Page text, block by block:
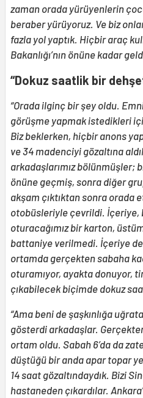
zaman orada yürüyenlerin
beraber yürüyoruz. Ve biz
fazla yol yaptık. Hiçbir araç
Bakanlığı’nın önüne kadar
“Dokuz saatlik bir
“Orada ilginç bir şey oldu.
görüşme yapmak istedikleri
Biz beklerken, hiçbir anons
ve 34 madenciyi gözaltına
arkadaşlarımız bölünmüşler;
önüne geçmiş, sonra diğer
akşam çıktıktan sonra orada
otobüsleriyle çevrildi. İçeriye,
oturacağımız bir karton,
battaniye verilmedi. İçeriye de
ortamda gerçekten sabaha
oturamıyor, ayakta donuyor,
çıkabilecek biçimde dokuz
“Ama beni de şaşkınlığa
gösterdi arkadaşlar.
ortam oldu. Sabah 6’da da
düştüğü bir anda apar topar
14 saat gözaltındaydık. Bizi
hastaneden çıkardılar.